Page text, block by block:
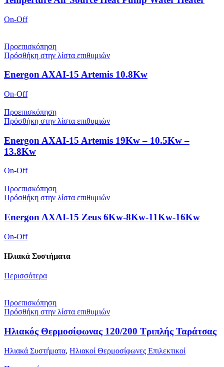
On-Off
Προεπισκόπηση
Πρόσθήκη στην λίστα επιθυμιών
Energon AXAI-15 Artemis 10.8Kw
On-Off
Προεπισκόπηση
Πρόσθήκη στην λίστα επιθυμιών
Energon AXAI-15 Artemis 19Kw – 10.5Kw –
13.8Kw
On-Off
Προεπισκόπηση
Πρόσθήκη στην λίστα επιθυμιών
Energon AXAI-15 Zeus 6Kw-8Kw-11Kw-16Kw
On-Off
Ηλιακά Συστήματα
Περισσότερα
Προεπισκόπηση
Πρόσθήκη στην λίστα επιθυμιών
Ηλιακός Θερμοσίφωνας 120/200 Τριπλής Ταράτσας
Ηλιακά Συστήματα, Ηλιακοί Θερμοσίφωνες Επιλεκτικοί